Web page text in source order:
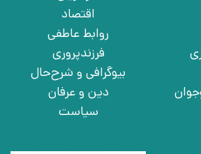
اقتصاد
روابط عاطفی
فرزندپروری
بیوگرافی و شرح‌حال
دین و عرفان
سیاست